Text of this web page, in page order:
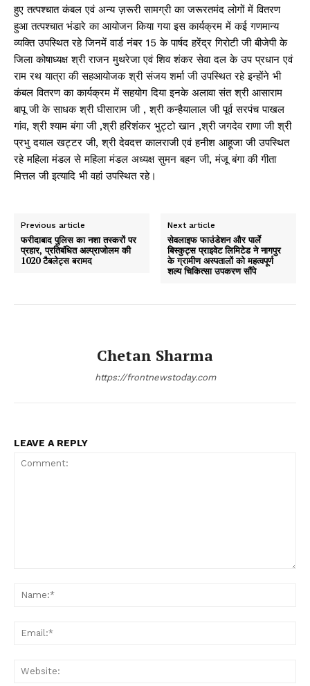
हुए तत्पश्चात कंबल एवं अन्य ज़रूरी सामग्री का जरूरतमंद लोगों में वितरण
हुआ तत्पश्चात भंडारे का आयोजन किया गया इस कार्यक्रम में कई गणमान्य
व्यक्ति उपस्थित रहे जिनमें वार्ड नंबर 15 के पार्षद हरेंद्र गिरोटी जी बीजेपी के
जिला कोषाध्यक्ष श्री राजन मुथरेजा एवं शिव शंकर सेवा दल के उप प्रधान एवं
राम रथ यात्रा की सहआयोजक श्री संजय शर्मा जी उपस्थित रहे इन्होंने भी
कंबल वितरण का कार्यक्रम में सहयोग दिया इनके अलावा संत श्री आसाराम
बापू जी के साधक श्री घीसाराम जी , श्री कन्हैयालाल जी पूर्व सरपंच पाखल
गांव, श्री श्याम बंगा जी ,श्री हरिशंकर भुट्टो खान ,श्री जगदेव राणा जी श्री
प्रभु दयाल खट्टर जी, श्री देवदत्त कालराजी एवं हनीश आहूजा जी उपस्थित
रहे महिला मंडल से महिला मंडल अध्यक्ष सुमन बहन जी, मंजू बंगा की गीता
मित्तल जी इत्यादि भी वहां उपस्थित रहे।
Previous article
फरीदाबाद पुलिस का नशा तस्करों पर
प्रहार, प्रतिबंधित अल्प्राजोलम की
1020 टैबलेट्स बरामद
Next article
सेवलाइफ फाउंडेशन और पार्ले
बिस्कुट्स प्राइवेट लिमिटेड ने नागपुर
के ग्रामीण अस्पतालों को महत्वपूर्ण
शल्य चिकित्सा उपकरण सौंपे
Chetan Sharma
https://frontnewstoday.com
LEAVE A REPLY